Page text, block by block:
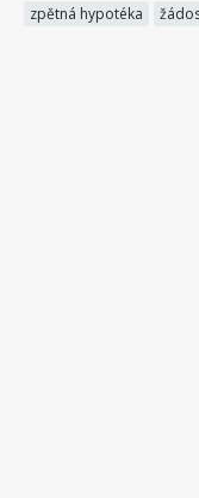
zpětná hypotéka